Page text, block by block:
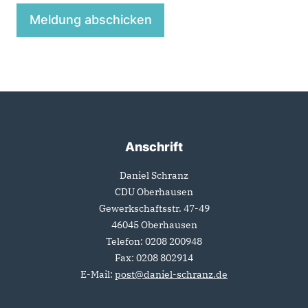
Anschrift
Daniel Schranz
CDU Oberhausen
Gewerkschaftsstr. 47-49
46045Oberhausen
Telefon: 0208 200948
Fax: 0208 802914
E-Mail: post@daniel-schranz.de